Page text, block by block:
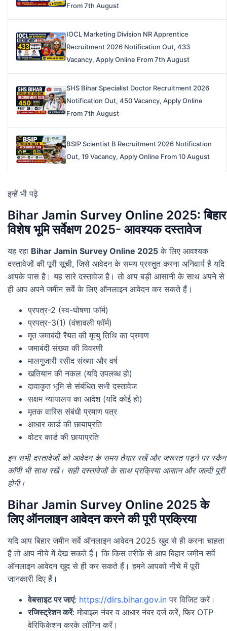
From 7th August
IOCL Marketing Division NR Apprentice
Recruitment 2026 Notification Out, 433
Vacancy, Apply Online From 7th August
SHS Bihar Specialist Doctor Recruitment 2026
Notification Out, 450 Vacancy, Apply Online
From 7th August
BSIP Scientist B Recruitment 2026 Notification
Out, 19 Vacancy, Apply Online From 10 August
इन्हें भी पढ़े
Bihar Jamin Survey Online 2025: बिहार
विशेष भूमि सर्वेक्षण 2025- आवश्यक दस्तावेज
यह रहा Bihar Jamin Survey Online 2025 के लिए आवश्यक
दस्तावेजों की पूरी सूची, जिसे आवेदन के समय प्रस्तुत करना अनिवार्य है यदि
आपके पास है। यह सारे दस्तावेज है। तो आप बड़ी आसानी के साथ अपने से
ही आप अपने जमीन सर्वे के लिए ऑनलाइन आवेदन कर सकते हैं।
प्रपत्र-2 (स्व-घोषणा फॉर्म)
प्रपत्र-3(1) (वंशावली फॉर्म)
मृत जमाबंदी रैयत की मृत्यु तिथि का प्रमाण
जमाबंदी संख्या की विवरणी
मालगुजारी रसीद संख्या और वर्ष
खतियान की नकल (यदि उपलब्ध हो)
दावाकृत भूमि से संबंधित सभी दस्तावेज
सक्षम न्यायालय का आदेश (यदि कोई हो)
मृतक वारिस संबंधी प्रमाण पत्र
आधार कार्ड की छायाप्रति
वोटर कार्ड की छायाप्रति
इन सभी दस्तावेजों को आवेदन के समय तैयार रखें और जरूरत पड़ने पर स्कैन
कॉपी भी साथ रखें। सही दस्तावेजों के साथ प्रक्रिया आसान और जल्दी पूरी
होगी।
Bihar Jamin Survey Online 2025 के
लिए ऑनलाइन आवेदन करने की पूरी प्रक्रिया
यदि आप बिहार जमीन सर्वे ऑनलाइन आवेदन 2025 खुद से ही करना चाहता
है तो आप नीचे में देख सकते हैं। कि किस तरीके से आप बिहार जमीन सर्वे
ऑनलाइन आवेदन खुद से ही कर सकते हैं। हमने आपको नीचे में पूरी
जानकारी दिए हैं।
वेबसाइट पर जाएं: https://dlrs.bihar.gov.in पर विजिट करें।
रजिस्ट्रेशन करें: मोबाइल नंबर व आधार नंबर दर्ज करें, फिर OTP
वेरिफिकेशन करके लॉगिन करें।